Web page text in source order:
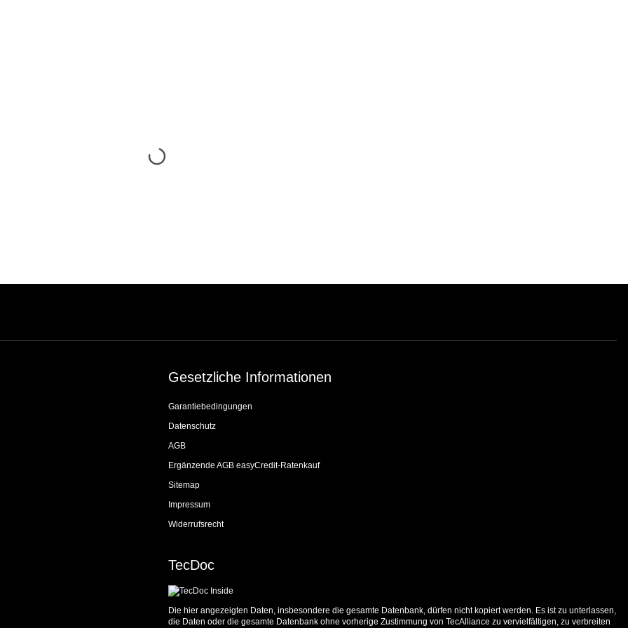
Gesetzliche Informationen
Garantiebedingungen
Datenschutz
AGB
Ergänzende AGB easyCredit-Ratenkauf
Sitemap
Impressum
Widerrufsrecht
TecDoc
Die hier angezeigten Daten, insbesondere die gesamte Datenbank, dürfen nicht kopiert werden. Es ist zu unterlassen,
die Daten oder die gesamte Datenbank ohne vorherige Zustimmung von TecAlliance zu vervielfältigen, zu verbreiten